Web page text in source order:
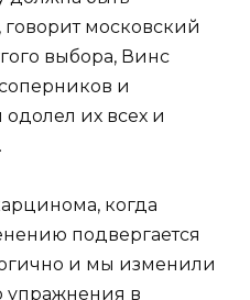
говорит московский
выбора, Винс
и
их всех и
когда
подвергается
и мы изменили
упражнения в